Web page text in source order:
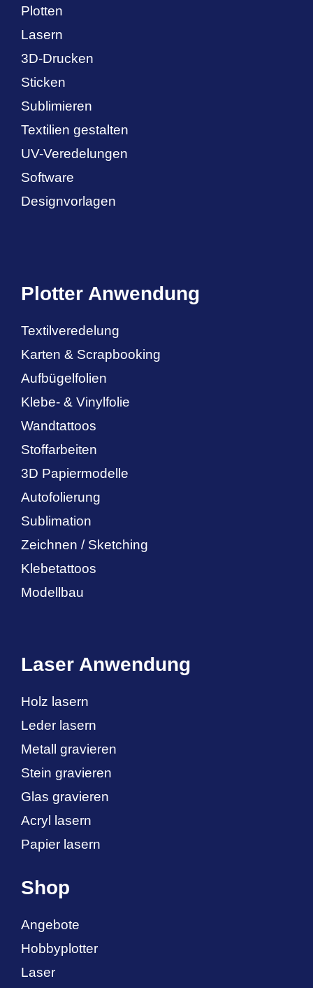
Plotten
Lasern
3D-Drucken
Sticken
Sublimieren
Textilien gestalten
UV-Veredelungen
Software
Designvorlagen
Plotter Anwendung
Textilveredelung
Karten & Scrapbooking
Aufbügelfolien
Klebe- & Vinylfolie
Wandtattoos
Stoffarbeiten
3D Papiermodelle
Autofolierung
Sublimation
Zeichnen / Sketching
Klebetattoos
Modellbau
Laser Anwendung
Holz lasern
Leder lasern
Metall gravieren
Stein gravieren
Glas gravieren
Acryl lasern
Papier lasern
Shop
Angebote
Hobbyplotter
Laser